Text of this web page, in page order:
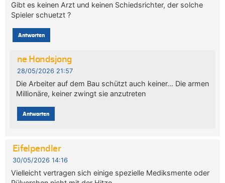
Gibt es keinen Arzt und keinen Schiedsrichter, der solche
Spieler schuetzt ?
Antworten
ne Hondsjong
28/05/2026 21:57
Die Arbeiter auf dem Bau schützt auch keiner… Die armen
Millionäre, keiner zwingt sie anzutreten
Antworten
Eifelpendler
30/05/2026 14:16
Vielleicht vertragen sich einige spezielle Mediksmente oder